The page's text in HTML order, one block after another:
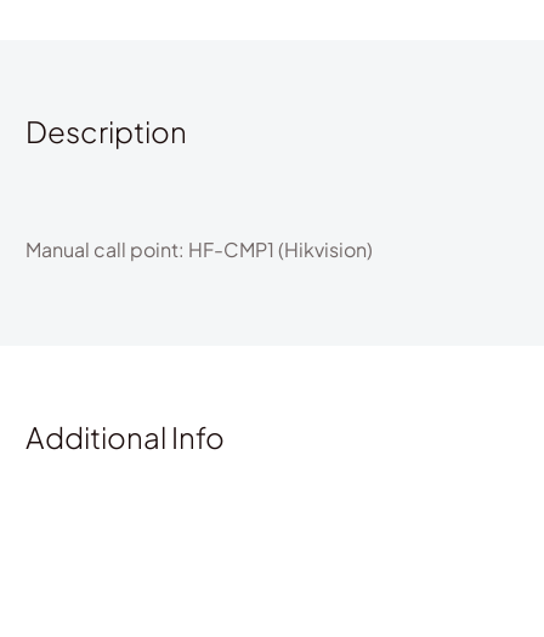
Description
Manual call point: HF-CMP1 (Hikvision)
Additional Info